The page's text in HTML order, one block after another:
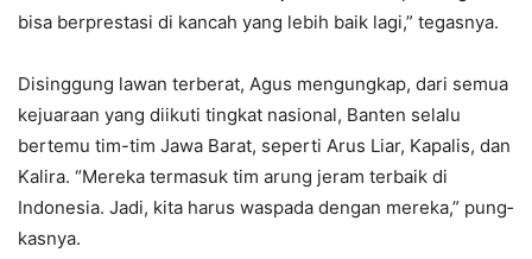
bisa berprestasi di kancah yang lebih baik lagi,” tegasnya.
Disinggung lawan terberat, Agus mengungkap, dari semua
kejuaraan yang diikuti tingkat nasional, Banten selalu
bertemu tim-tim Jawa Barat, seperti Arus Liar, Kapalis, dan
Kalira. “Mereka termasuk tim arung jeram terbaik di
Indonesia. Jadi, kita harus waspada dengan mereka,” pung­
kasnya.